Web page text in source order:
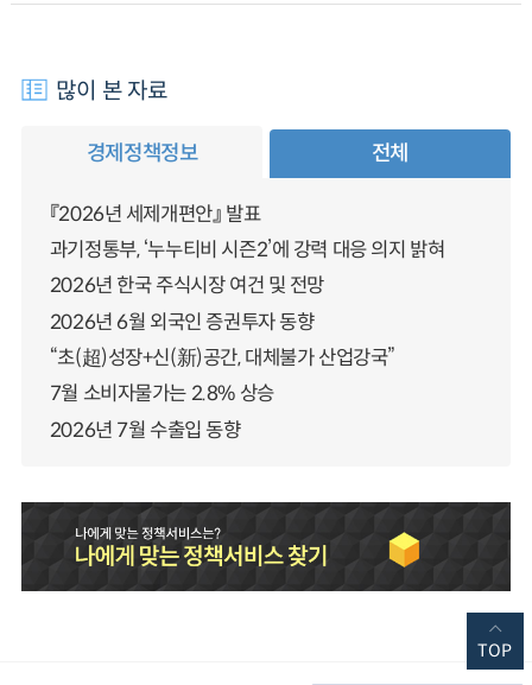
많이 본 자료
경제정책정보 전체
『2026년 세제개편안』 발표
과기정통부, ‘누누티비 시즌2’에 강력 대응 의지 밝혀
2026년 한국 주식시장 여건 및 전망
2026년 6월 외국인 증권투자 동향
“초(超)성장+신(新)공간, 대체불가 산업강국”
7월 소비자물가는 2.8% 상승
2026년 7월 수출입 동향
TOP